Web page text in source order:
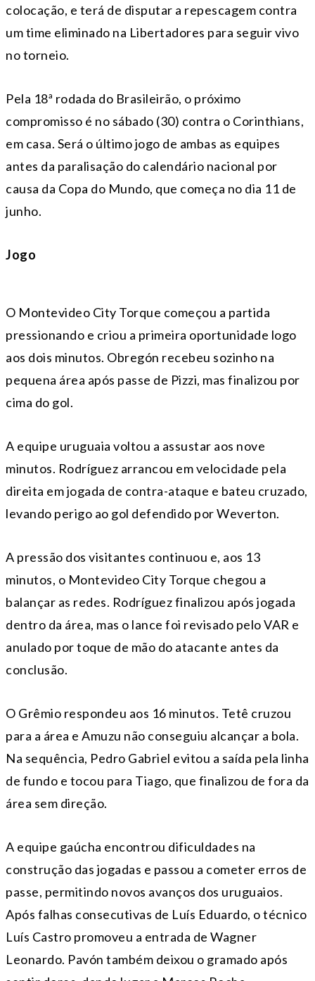
colocação, e terá de disputar a repescagem contra
um time eliminado na Libertadores para seguir vivo
no torneio.
Pela 18ª rodada do Brasileirão, o próximo
compromisso é no sábado (30) contra o Corinthians,
em casa. Será o último jogo de ambas as equipes
antes da paralisação do calendário nacional por
causa da Copa do Mundo, que começa no dia 11 de
junho.
Jogo
O Montevideo City Torque começou a partida
pressionando e criou a primeira oportunidade logo
aos dois minutos. Obregón recebeu sozinho na
pequena área após passe de Pizzi, mas finalizou por
cima do gol.
A equipe uruguaia voltou a assustar aos nove
minutos. Rodríguez arrancou em velocidade pela
direita em jogada de contra-ataque e bateu cruzado,
levando perigo ao gol defendido por Weverton.
A pressão dos visitantes continuou e, aos 13
minutos, o Montevideo City Torque chegou a
balançar as redes. Rodríguez finalizou após jogada
dentro da área, mas o lance foi revisado pelo VAR e
anulado por toque de mão do atacante antes da
conclusão.
O Grêmio respondeu aos 16 minutos. Tetê cruzou
para a área e Amuzu não conseguiu alcançar a bola.
Na sequência, Pedro Gabriel evitou a saída pela linha
de fundo e tocou para Tiago, que finalizou de fora da
área sem direção.
A equipe gaúcha encontrou dificuldades na
construção das jogadas e passou a cometer erros de
passe, permitindo novos avanços dos uruguaios.
Após falhas consecutivas de Luís Eduardo, o técnico
Luís Castro promoveu a entrada de Wagner
Leonardo. Pavón também deixou o gramado após